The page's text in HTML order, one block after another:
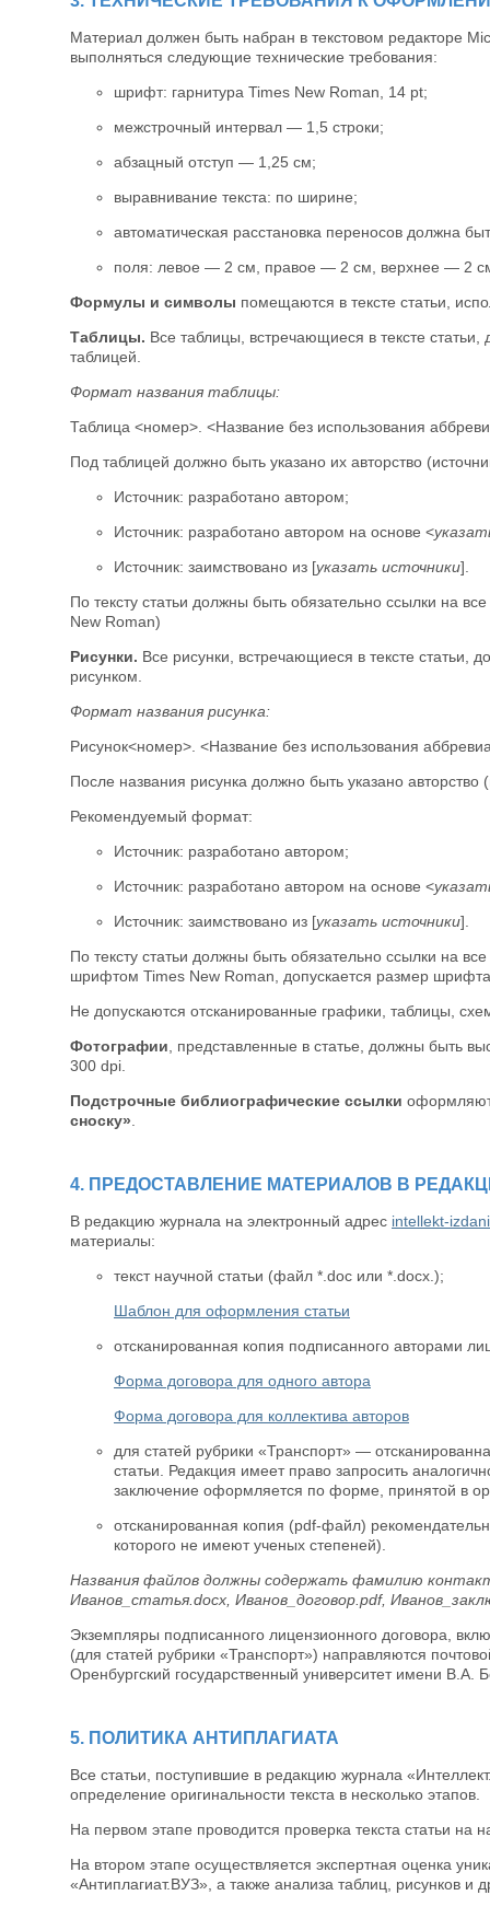
Материал должен быть набран в текстовом редакторе
выполняться следующие технические требования:
шрифт: гарнитура Times New Roman, 14 pt;
межстрочный интервал — 1,5 строки;
абзацный отступ — 1,25 см;
выравнивание текста: по ширине;
автоматическая расстановка переносов должна
поля: левое — 2 см, правое — 2 см, верхнее — 2
Формулы и символы помещаются в тексте статьи,
Таблицы. Все таблицы, встречающиеся в тексте
таблицей.
Формат названия таблицы:
Таблица <номер>. <Название без использования
Под таблицей должно быть указано их авторство
Источник: разработано автором;
Источник: разработано автором на основе <
Источник: заимствовано из [указать источники].
По тексту статьи должны быть обязательно ссылки на
New Roman)
Рисунки. Все рисунки, встречающиеся в тексте статьи,
рисунком.
Формат названия рисунка:
Рисунок<номер>. <Название без использования
После названия рисунка должно быть указано авторство
Рекомендуемый формат:
Источник: разработано автором;
Источник: разработано автором на основе <
Источник: заимствовано из [указать источники].
По тексту статьи должны быть обязательно ссылки на
шрифтом Times New Roman, допускается размер
Не допускаются отсканированные графики, таблицы,
Фотографии , представленные в статье, должны быть
300 dpi.
Подстрочные библиографические ссылки
сноску»
4. ПРЕДОСТАВЛЕНИЕ МАТЕРИАЛОВ В
В редакцию журнала на электронный адрес intellekt-
материалы:
текст научной статьи (файл *.doс или *.docx.);
Шаблон для оформления статьи
отсканированная копия подписанного авторами
Форма договора для одного автора
Форма договора для коллектива авторов
для статей рубрики «Транспорт» —
статьи. Редакция имеет право запросить
заключение оформляется по форме, принятой в
отсканированная копия (pdf-файл)
которого не имеют ученых степеней).
Названия файлов должны содержать фамилию
Иванов_cтатья.docx, Иванов_договор.pdf,
Экземпляры подписанного лицензионного договора,
(для статей рубрики «Транспорт») направляются
Оренбургский государственный университет имени
5. ПОЛИТИКА АНТИПЛАГИАТА
Все статьи, поступившие в редакцию журнала
определение оригинальности текста в несколько этапов.
На первом этапе проводится проверка текста статьи на
На втором этапе осуществляется экспертная оценка
«Антиплагиат.ВУЗ», а также анализа таблиц, рисунков